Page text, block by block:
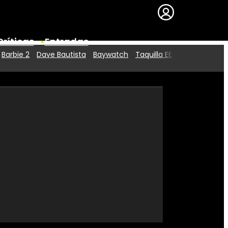
Entradas
Premios
Barbie 2 Dave Bautista Baywatch Taquilla EE.UU.